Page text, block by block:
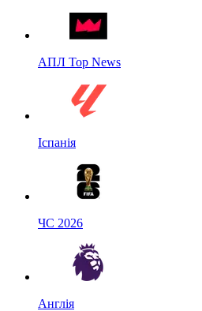
АПЛ Top News
Іспанія
ЧС 2026
Англія